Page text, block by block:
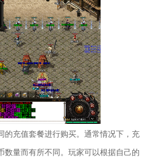
的充值套餐进行购买。通常情况下，充
数量而有所不同。玩家可以根据自己的